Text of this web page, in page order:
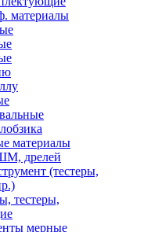
материалы
материалы
дрелей
(тестеры,
тестеры,
мерные